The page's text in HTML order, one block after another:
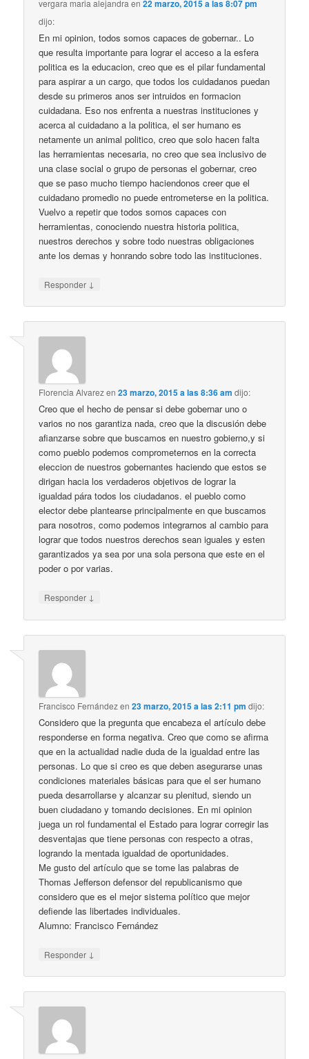
vergara maria alejandra en22 marzo, 2015 a las 8:07 pm
dijo:
En mi opinion, todos somos capaces de gobernar.. Lo
que resulta importante para lograr el acceso a la esfera
politica es la educacion, creo que es el pilar fundamental
para aspirar a un cargo, que todos los cuidadanos puedan
desde su primeros anos ser intruidos en formacion
cuidadana. Eso nos enfrenta a nuestras instituciones y
acerca al cuidadano a la politica, el ser humano es
netamente un animal politico, creo que solo hacen falta
las herramientas necesaria, no creo que sea inclusivo de
una clase social o grupo de personas el gobernar, creo
que se paso mucho tiempo haciendonos creer que el
cuidadano promedio no puede entrometerse en la politica.
Vuelvo a repetir que todos somos capaces con
herramientas, conociendo nuestra historia politica,
nuestros derechos y sobre todo nuestras obligaciones
ante los demas y honrando sobre todo las instituciones.
Responder ↓
Florencia Alvarezen23 marzo, 2015 a las 8:36 am dijo:
Creo que el hecho de pensar si debe gobernar uno o
varios no nos garantiza nada, creo que la discusión debe
afianzarse sobre que buscamos en nuestro gobierno,y si
como pueblo podemos comprometernos en la correcta
eleccion de nuestros gobernantes haciendo que estos se
dirigan hacia los verdaderos objetivos de lograr la
igualdad pára todos los ciudadanos. el pueblo como
elector debe plantearse principalmente en que buscamos
para nosotros, como podemos integrarnos al cambio para
lograr que todos nuestros derechos sean iguales y esten
garantizados ya sea por una sola persona que este en el
poder o por varias.
Responder ↓
Francisco Fernándezen23 marzo, 2015 a las 2:11 pm dijo:
Considero que la pregunta que encabeza el artículo debe
responderse en forma negativa. Creo que como se afirma
que en la actualidad nadie duda de la igualdad entre las
personas. Lo que si creo es que deben asegurarse unas
condiciones materiales básicas para que el ser humano
pueda desarrollarse y alcanzar su plenitud, siendo un
buen ciudadano y tomando decisiones. En mi opinion
juega un rol fundamental el Estado para lograr corregir las
desventajas que tiene personas con respecto a otras,
logrando la mentada igualdad de oportunidades.
Me gusto del artículo que se tome las palabras de
Thomas Jefferson defensor del republicanismo que
considero que es el mejor sistema político que mejor
defiende las libertades individuales.
Alumno: Francisco Fernández
Responder ↓